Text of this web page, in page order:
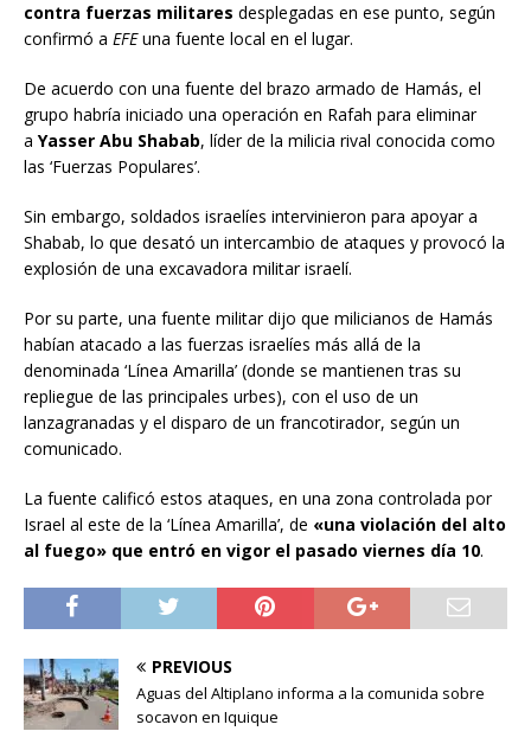
contra fuerzas militares desplegadas en ese punto, según
confirmó a EFEuna fuente local en el lugar.
De acuerdo con una fuente del brazo armado de Hamás, el
grupo habría iniciado una operación en Rafah para eliminar
a Yasser Abu Shabab, líder de la milicia rival conocida como
las ‘Fuerzas Populares’.
Sin embargo, soldados israelíes intervinieron para apoyar a
Shabab, lo que desató un intercambio de ataques y provocó la
explosión de una excavadora militar israelí.
Por su parte, una fuente militar dijo que milicianos de Hamás
habían atacado a las fuerzas israelíes más allá de la
denominada ‘Línea Amarilla’ (donde se mantienen tras su
repliegue de las principales urbes), con el uso de un
lanzagranadas y el disparo de un francotirador, según un
comunicado.
La fuente calificó estos ataques, en una zona controlada por
Israel al este de la ‘Línea Amarilla’, de «una violación del alto
al fuego» que entró en vigor el pasado viernes día 10.
PREVIOUS
Aguas del Altiplano informa a la comunida sobre
socavon en Iquique